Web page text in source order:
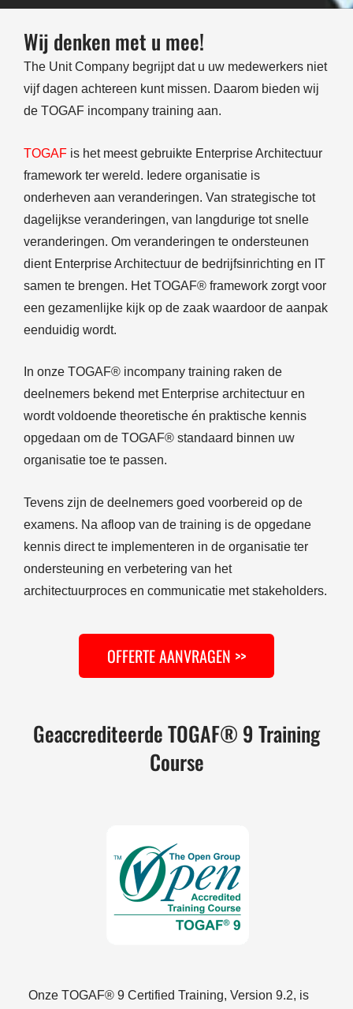
Wij denken met u mee!
The Unit Company begrijpt dat u uw medewerkers niet
vijf dagen achtereen kunt missen. Daarom bieden wij
de TOGAF incompany training aan.
TOGAF is het meest gebruikte Enterprise Architectuur
framework ter wereld. Iedere organisatie is
onderheven aan veranderingen. Van strategische tot
dagelijkse veranderingen, van langdurige tot snelle
veranderingen. Om veranderingen te ondersteunen
dient Enterprise Architectuur de bedrijfsinrichting en IT
samen te brengen. Het TOGAF® framework zorgt voor
een gezamenlijke kijk op de zaak waardoor de aanpak
eenduidig wordt.
In onze TOGAF® incompany training raken de
deelnemers bekend met Enterprise architectuur en
wordt voldoende theoretische én praktische kennis
opgedaan om de TOGAF® standaard binnen uw
organisatie toe te passen.
Tevens zijn de deelnemers goed voorbereid op de
examens. Na afloop van de training is de opgedane
kennis direct te implementeren in de organisatie ter
ondersteuning en verbetering van het
architectuurproces en communicatie met stakeholders.
OFFERTE AANVRAGEN >>
Geaccrediteerde TOGAF® 9 Training
Course
Onze TOGAF® 9 Certified Training, Version 9.2, is